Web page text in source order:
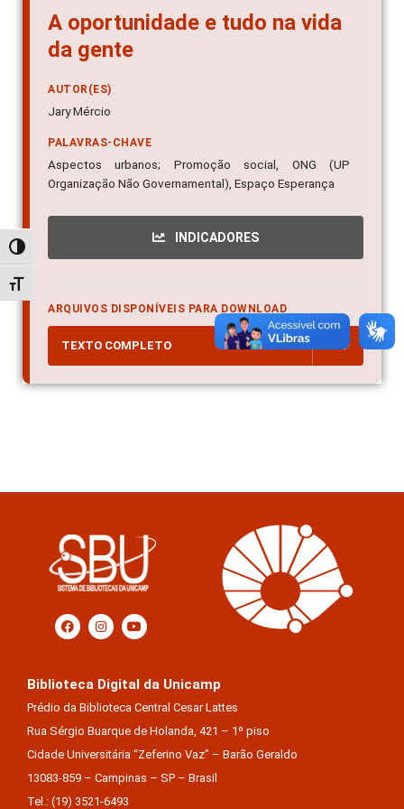
Alternar alto contraste
Alternar tamanho da fonte
A oportunidade e tudo na vida
da gente
AUTOR(ES)
Jary Mércio
PALAVRAS-CHAVE
Aspectos urbanos; Promoção social, ONG (UP
Organização Não Governamental), Espaço Esperança
INDICADORES
ARQUIVOS DISPONÍVEIS PARA DOWNLOAD
TEXTO COMPLETO PDF
Biblioteca Digital da Unicamp
Prédio da Biblioteca Central Cesar Lattes
Rua Sérgio Buarque de Holanda, 421 – 1º piso
Cidade Universitária “Zeferino Vaz” – Barão Geraldo
13083-859 – Campinas – SP – Brasil
Tel.: (19) 3521-6493